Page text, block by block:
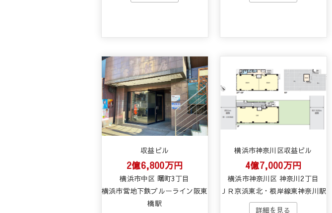
収益ビル
2億6,800万円
横浜市中区 曙町3丁目
横浜市営地下鉄ブルーライン阪東
橋駅
横浜市神奈川区収益ビル
4億7,000万円
横浜市神奈川区 神奈川2丁目
ＪＲ京浜東北・根岸線東神奈川駅